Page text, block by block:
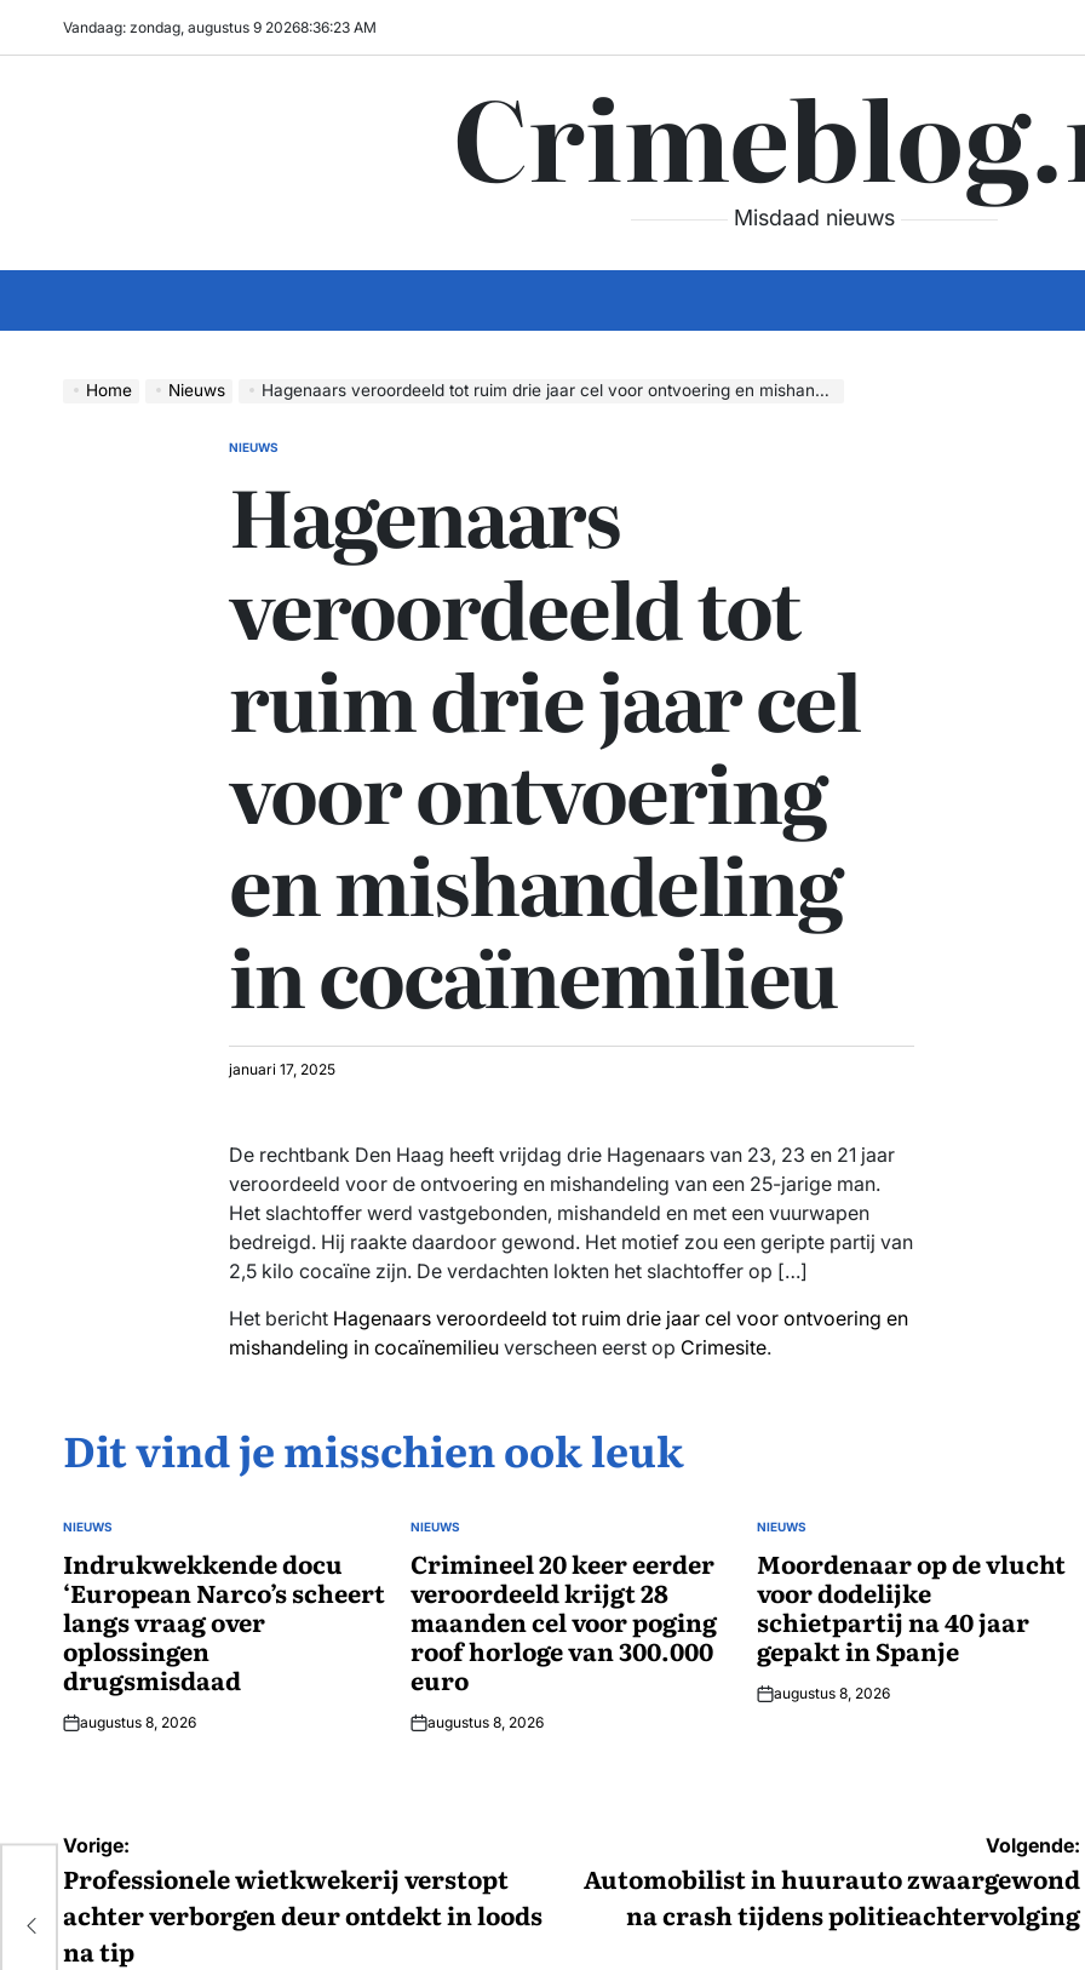
Vandaag: zondag, augustus 9 20268:36:24 AM
Misdaad nieuws
Home Nieuws Hagenaars veroordeeld tot ruim drie jaar cel voor ontvoering en mishandeling in cocaïnemilieu
GEPLAATST
NIEUWS
Hagenaars
veroordeeld tot
ruim drie jaar cel
voor ontvoering
en mishandeling
in cocaïnemilieu
januari 17, 2025
De rechtbank Den Haag heeft vrijdag drie Hagenaars van 23, 23 en 21 jaar
veroordeeld voor de ontvoering en mishandeling van een 25-jarige man.
Het slachtoffer werd vastgebonden, mishandeld en met een vuurwapen
bedreigd. Hij raakte daardoor gewond. Het motief zou een geripte partij van
2,5 kilo cocaïne zijn. De verdachten lokten het slachtoffer op […]
Het bericht Hagenaars veroordeeld tot ruim drie jaar cel voor ontvoering en
mishandeling in cocaïnemilieuverscheen eerst op Crimesite.
Dit vind je misschien ook leuk
GEPLAATST
NIEUWS
Indrukwekkende docu
‘European Narco’s scheert
langs vraag over
oplossingen
drugsmisdaad
augustus 8, 2026
GEPLAATST
NIEUWS
Crimineel 20 keer eerder
veroordeeld krijgt 28
maanden cel voor poging
roof horloge van 300.000
euro
augustus 8, 2026
GEPLAATST
NIEUWS
Moordenaar op de vlucht
voor dodelijke
schietpartij na 40 jaar
gepakt in Spanje
augustus 8, 2026
Bericht
navigatie
Vorige:
Professionele wietkwekerij verstopt
achter verborgen deur ontdekt in loods
na tip
Volgende:
Automobilist in huurauto zwaargewond
na crash tijdens politieachtervolging